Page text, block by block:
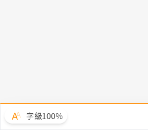
字級100％